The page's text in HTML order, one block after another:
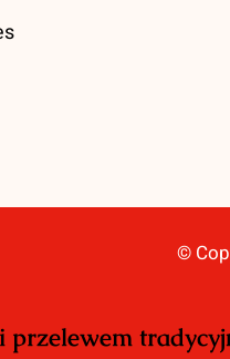
©
przelewem